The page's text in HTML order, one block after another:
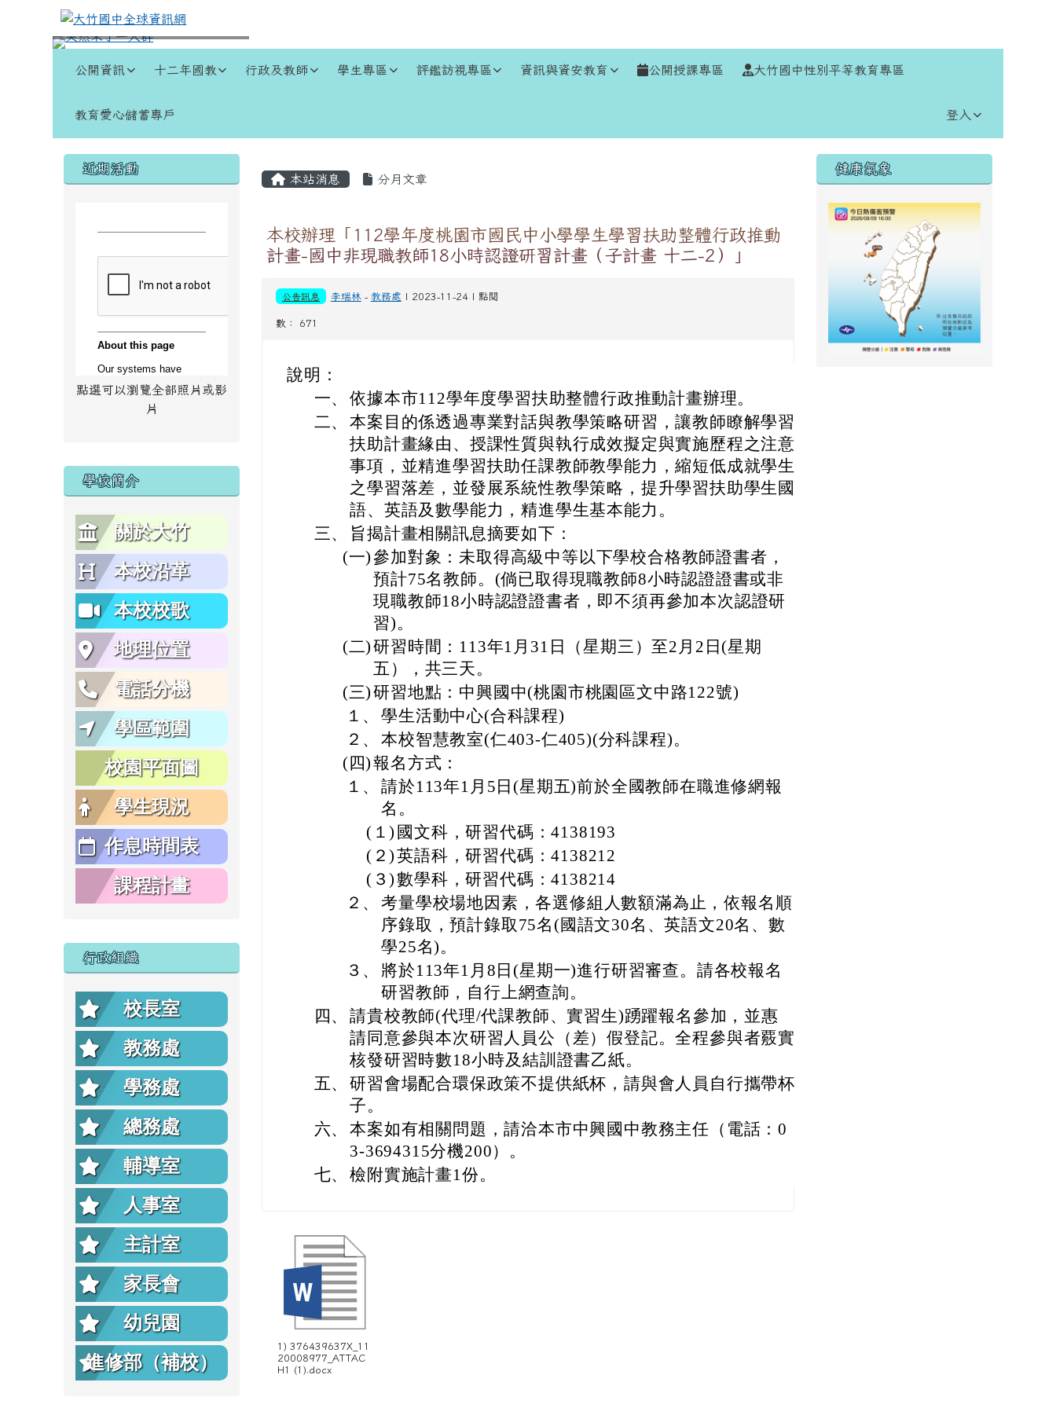
跳至主內容區
大竹國中全球資訊網
公開資訊 十二年國教 行政及教師 學生專區 評鑑訪視專區 資訊與資安教育 公開授課專區 大竹國中性別平等教育專區
教育愛心儲蓄專戶 登入
左邊區域內容
近期活動
點選可以瀏覽全部照片或影
片
學校簡介
關於大竹
本校沿革
本校校歌
地理位置
電話分機
學區範圍
校園平面圖
學生現況
作息時間表
課程計畫
行政組織
校長室
教務處
學務處
總務處
輔導室
人事室
主計室
家長會
幼兒園
進修部（補校）
主內容區域
本站消息 分月文章
本校辦理「112學年度桃園市國民中小學學生學習扶助整體行政推動
計畫-國中非現職教師18小時認證研習計畫（子計畫 十二-2）」
公告訊息 李瑞林- 教務處 | 2023-11-24 | 點閱
數： 671
說明：
一、 依據本市112學年度學習扶助整體行政推動計畫辦理。
二、 本案目的係透過專業對話與教學策略研習，讓教師瞭解學習
扶助計畫緣由、授課性質與執行成效擬定與實施歷程之注意
事項，並精進學習扶助任課教師教學能力，縮短低成就學生
之學習落差，並發展系統性教學策略，提升學習扶助學生國
語、英語及數學能力，精進學生基本能力。
三、
旨揭計畫相關訊息摘要如下：
(一)參加對象：未取得高級中等以下學校合格教師證書者，
預計75名教師。(倘已取得現職教師8小時認證證書或非
現職教師18小時認證證書者，即不須再參加本次認證研
習)。
(二)研習時間：113年1月31日（星期三）至2月2日(星期
五），共三天。
(三)研習地點：中興國中(桃園市桃園區文中路122號)
１、 學生活動中心(合科課程)
２、 本校智慧教室(仁403-仁405)(分科課程)。
(四)報名方式：
１、 請於113年1月5日(星期五)前於全國教師在職進修網報
名。
(１) 國文科，研習代碼：4138193
(２)英語科，研習代碼：4138212
(３)數學科，研習代碼：4138214
２、 考量學校場地因素，各選修組人數額滿為止，依報名順
序錄取，預計錄取75名(國語文30名、英語文20名、數
學25名)。
３、
將於113年1月8日(星期一)進行研習審查。請各校報名
研習教師，自行上網查詢。
四、 請貴校教師(代理/代課教師、實習生)踴躍報名參加，並惠
請同意參與本次研習人員公（差）假登記。全程參與者覈實
核發研習時數18小時及結訓證書乙紙。
五、 研習會場配合環保政策不提供紙杯，請與會人員自行攜帶杯
子。
六、 本案如有相關問題，請洽本市中興國中教務主任（電話：0
3-3694315分機200）。
七、 檢附實施計畫1份。
1) 376439637X_11
20008977_ATTAC
H1 (1).docx
右邊區域內容
健康氣象
頁尾區域